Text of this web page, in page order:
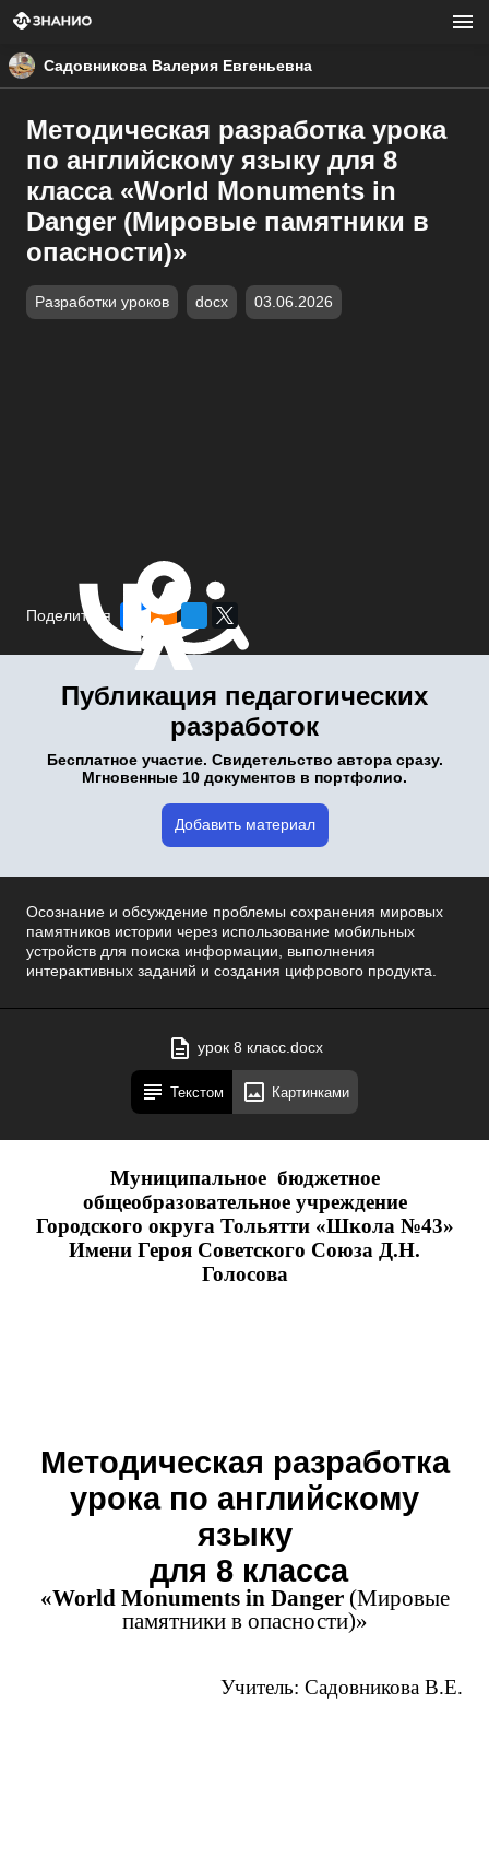
Садовникова Валерия Евгеньевна
Методическая разработка урока
по английскому языку для 8
класса «World Monuments in
Danger (Мировые памятники в
опасности)»
Разработки уроков docx 03.06.2026
Поделиться
Публикация педагогических
разработок
Бесплатное участие. Свидетельство автора сразу.
Мгновенные 10 документов в портфолио.
Добавить материал
Осознание и обсуждение проблемы сохранения мировых
памятников истории через использование мобильных
устройств для поиска информации, выполнения
интерактивных заданий и создания цифрового продукта.
урок 8 класс.docx
Текстом Картинками
Муниципальное бюджетное
общеобразовательное учреждение
Городского округа Тольятти «Школа №43»
Имени Героя Советского Союза Д.Н.
Голосова
Методическая разработка
урока по английскому
языку
для 8 класса
«World Monuments in Danger(Мировые
памятники в опасности)»
Учитель: Садовникова В.Е.